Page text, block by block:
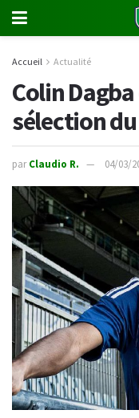
Accueil Actualité
Colin
sélection
par Claudio R. 04/03/